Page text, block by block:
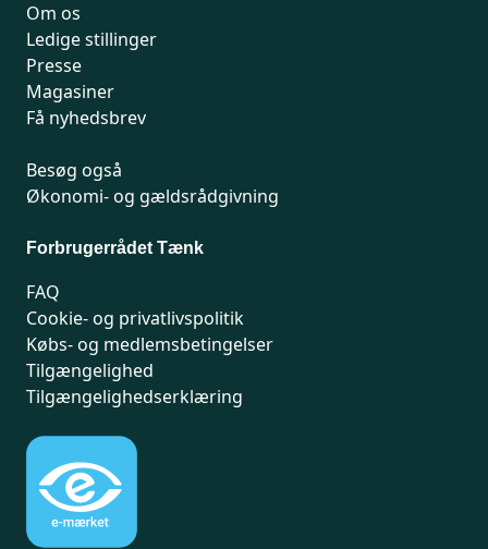
Om os
Ledige stillinger
Presse
Magasiner
Få nyhedsbrev
Besøg også
Økonomi- og gældsrådgivning
Forbrugerrådet Tænk
FAQ
Cookie- og privatlivspolitik
Købs- og medlemsbetingelser
Tilgængelighed
Tilgængelighedserklæring